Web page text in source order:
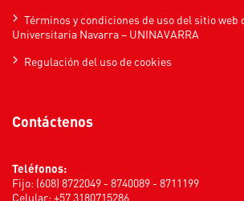
Términos y condiciones de uso del sitio web
Universitaria Navarra – UNINAVARRA
Regulación del uso de cookies
Contáctenos
Teléfonos:
Fijo: (608) 8722049 - 8740089 - 8711199
Celular: +57 3180715286